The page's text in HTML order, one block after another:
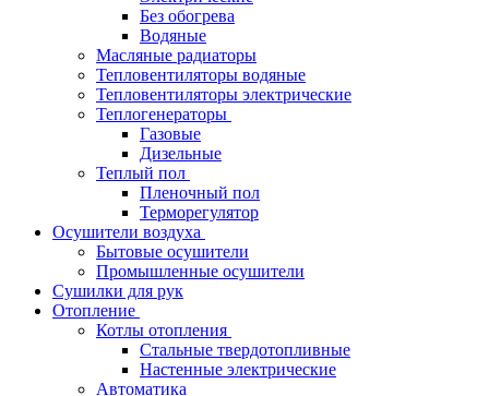
Без обогрева
Водяные
Масляные радиаторы
Тепловентиляторы водяные
Тепловентиляторы электрические
Теплогенераторы
Газовые
Дизельные
Теплый пол
Пленочный пол
Терморегулятор
Осушители воздуха
Бытовые осушители
Промышленные осушители
Сушилки для рук
Отопление
Котлы отопления
Стальные твердотопливные
Настенные электрические
Автоматика